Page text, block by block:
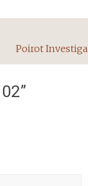
Poirot Investiga
”